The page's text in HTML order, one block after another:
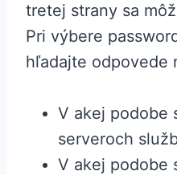
tretej strany sa
Pri výbere
hľadajte odpovede
V akej podobe
serveroch
V akej podobe